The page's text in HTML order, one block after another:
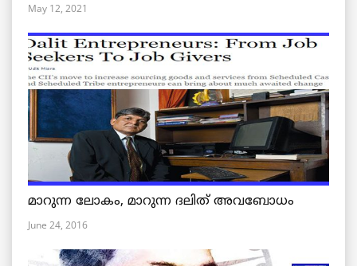
May 12, 2021
മാറുന്ന ലോകം, മാറുന്ന ദലിത് അവബോധം
June 24, 2016